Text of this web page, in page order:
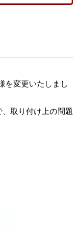
を変更いたしまし
取り付け上の問題